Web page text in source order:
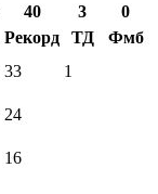
40 3
0
Рекорд ТД
Фмб
33
1
24
16